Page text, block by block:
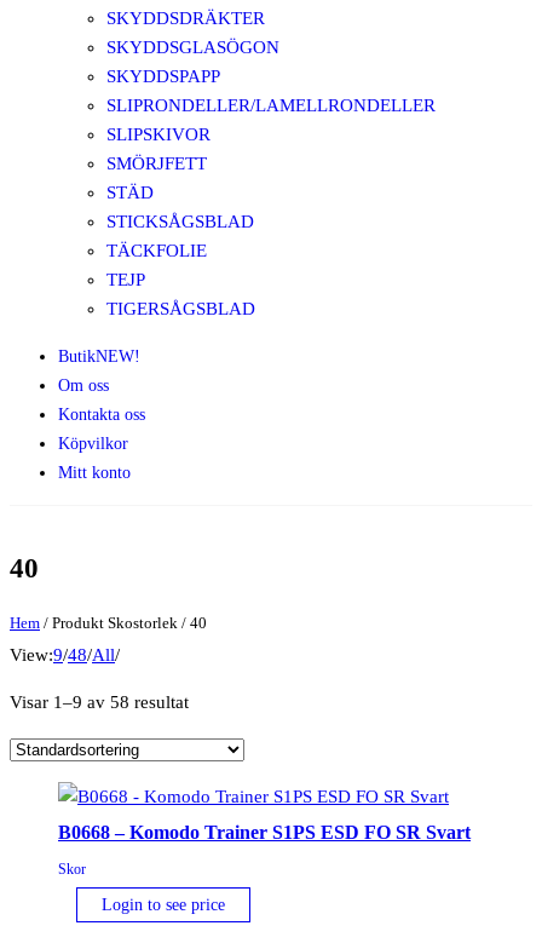
SKYDDSDRÄKTER
SKYDDSGLASÖGON
SKYDDSPAPP
SLIPRONDELLER/LAMELLRONDELLER
SLIPSKIVOR
SMÖRJFETT
STÄD
STICKSÅGSBLAD
TÄCKFOLIE
TEJP
TIGERSÅGSBLAD
ButikNEW!
Om oss
Kontakta oss
Köpvilkor
Mitt konto
40
Hem / Produkt Skostorlek / 40
View:9/48/All/
Visar 1–9 av 58 resultat
B0668 – Komodo Trainer S1PS ESD FO SR Svart
Skor
Login to see price